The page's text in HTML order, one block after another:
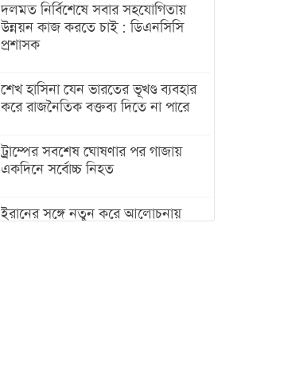
দলমত নির্বিশেষে সবার সহযোগিতায়
উন্নয়ন কাজ করতে চাই : ডিএনসিসি
প্রশাসক
শেখ হাসিনা যেন ভারতের ভূখণ্ড ব্যবহার
করে রাজনৈতিক বক্তব্য দিতে না পারে
ট্রাম্পের সবশেষ ঘোষণার পর গাজায়
একদিনে সর্বোচ্চ নিহত
ইরানের সঙ্গে নতুন করে আলোচনায়